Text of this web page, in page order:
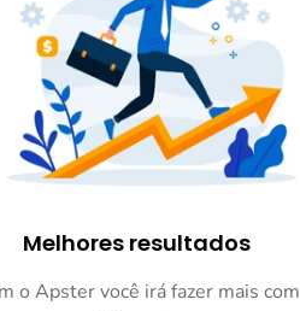
Melhores resultados
o Apster você irá fazer mais com